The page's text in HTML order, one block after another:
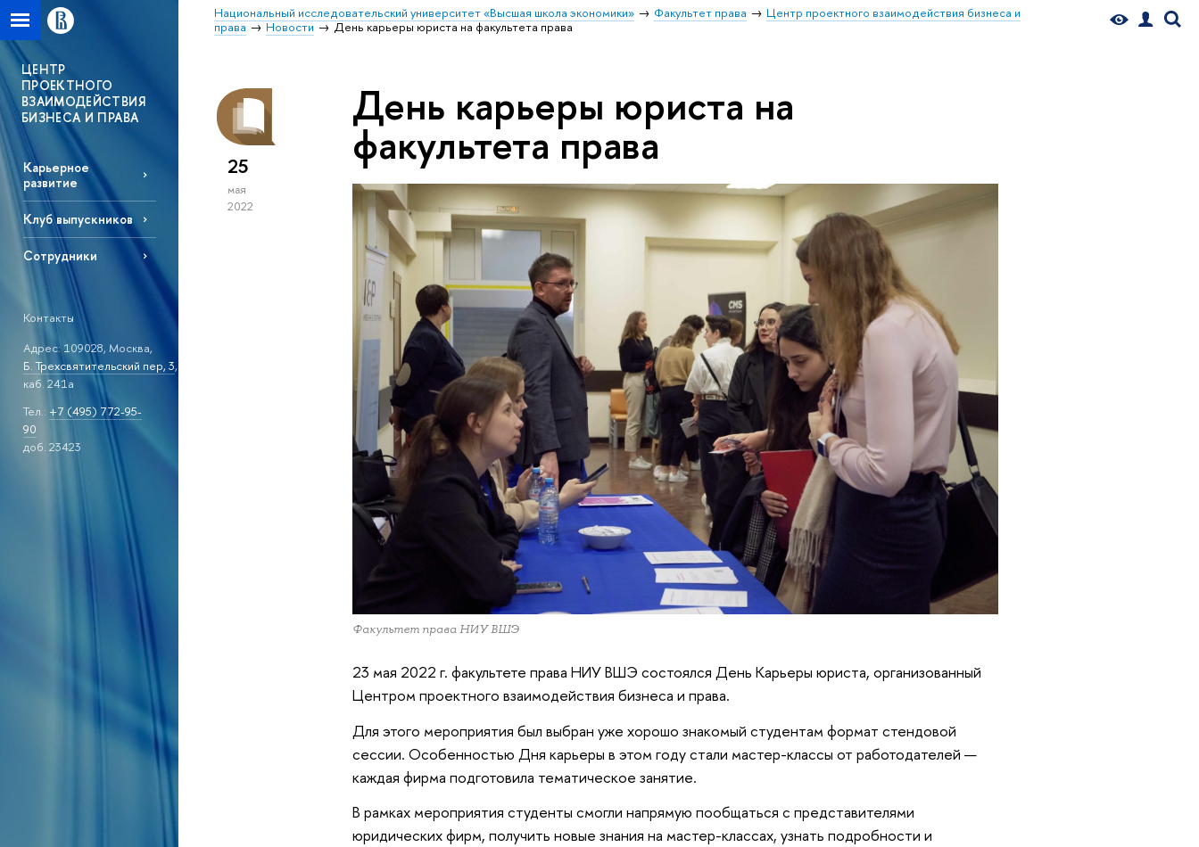
Национальный исследовательский университет «Высшая школа экономики» Факультет права
Центр проектного взаимодействия бизнеса и
права
Новости День карьеры юриста на факультета права
ЦЕНТР
ПРОЕКТНОГО
ВЗАИМОДЕЙСТВИЯ
БИЗНЕСА И ПРАВА
Карьерное
развитие
Клуб выпускников
Сотрудники
Контакты
Адрес: 109028, Москва,
Б. Трехсвятительский пер, 3,
каб. 241а
Тел.: +7 (495) 772-95-
90
доб. 23423
25
мая
2022
День карьеры юриста на
факультета права
Факультет права НИУ ВШЭ
23 мая 2022 г. факультете права НИУ ВШЭ состоялся День Карьеры юриста, организованный
Центром проектного взаимодействия бизнеса и права.
Для этого мероприятия был выбран уже хорошо знакомый студентам формат стендовой
сессии. Особенностью Дня карьеры в этом году стали мастер-классы от работодателей —
каждая фирма подготовила тематическое занятие.
В рамках мероприятия студенты смогли напрямую пообщаться с представителями
юридических фирм, получить новые знания на мастер-классах, узнать подробности и